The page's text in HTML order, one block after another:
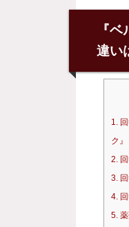
『
違い
1.回
ク』
2.回
3.回
4.回
5.薬